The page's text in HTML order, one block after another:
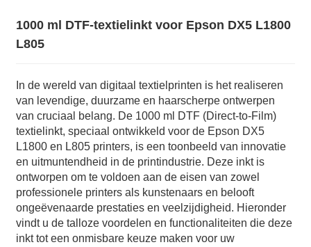
1000 ml DTF-textielinkt voor Epson DX5 L1800
L805
In de wereld van digitaal textielprinten is het realiseren
van levendige, duurzame en haarscherpe ontwerpen
van cruciaal belang. De 1000 ml DTF (Direct-to-Film)
textielinkt, speciaal ontwikkeld voor de Epson DX5
L1800 en L805 printers, is een toonbeeld van innovatie
en uitmuntendheid in de printindustrie. Deze inkt is
ontworpen om te voldoen aan de eisen van zowel
professionele printers als kunstenaars en belooft
ongeëvenaarde prestaties en veelzijdigheid. Hieronder
vindt u de talloze voordelen en functionaliteiten die deze
inkt tot een onmisbare keuze maken voor uw